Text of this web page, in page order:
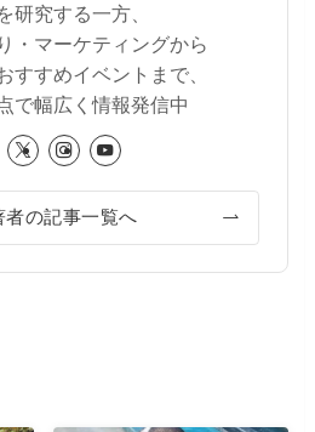
研究する一方、
・マーケティングから
すすめイベントまで、
で幅広く情報発信中
者の記事一覧へ